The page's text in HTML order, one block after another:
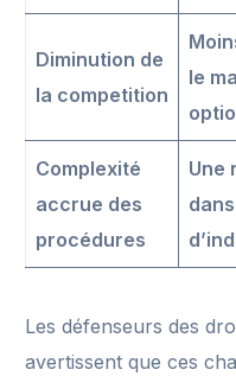
Diminution de
la competition
le
Complexité
accrue des
procédures
Une
Les défenseurs des
avertissent que ces